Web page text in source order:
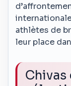
athlètes de
leur place
Chivas